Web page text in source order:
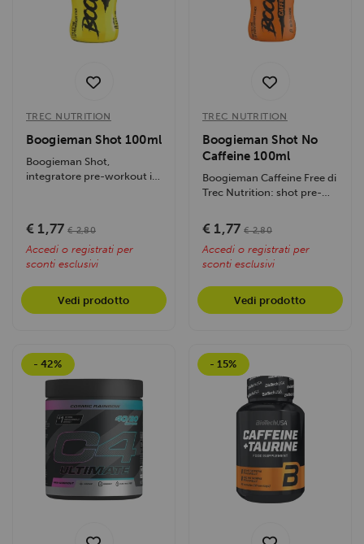
TREC NUTRITION
Boogieman Shot 100ml
Boogieman Shot,
integratore pre-workout in
€ 1,77 € 2,80
Accedi o registrati per
sconti esclusivi
Vedi prodotto
TREC NUTRITION
Boogieman Shot No
Caffeine 100ml
Boogieman Caffeine Free di
Trec Nutrition: shot pre-
da 100...
€ 1,77 € 2,80
Accedi o registrati per
sconti esclusivi
Vedi prodotto
- 42% - 15%